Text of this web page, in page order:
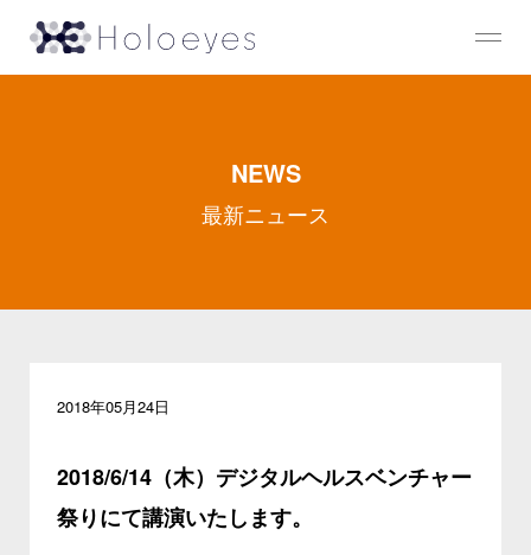
NEWS
最新ニュース
2018年05月24日
2018/6/14（木）デジタルヘルスベンチャー
祭りにて講演いたします。